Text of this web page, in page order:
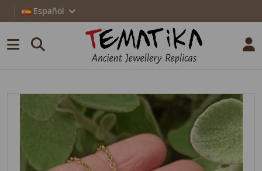
Español